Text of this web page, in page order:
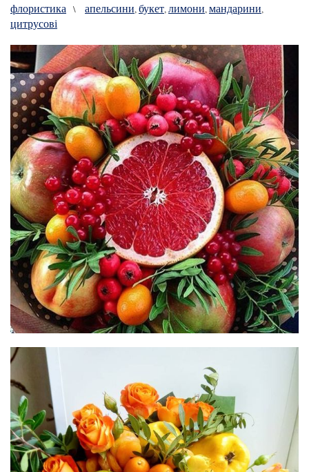
флористика \ апельсини,букет,лимони,мандарини,
цитрусові